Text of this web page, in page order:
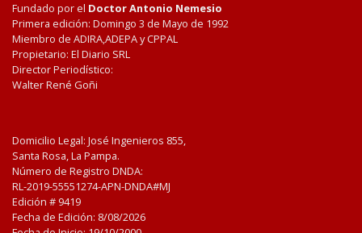
Fundado por el Doctor Antonio Nemesio
Primera edición: Domingo 3 de Mayo de 1992
Miembro de ADIRA,ADEPA y CPPAL
Propietario: El Diario SRL
Director Periodístico:
Walter René Goñi
Domicilio Legal: José Ingenieros 855,
Santa Rosa, La Pampa.
Número de Registro DNDA:
RL-2019-55551274-APN-DNDA#MJ
Edición # 9419
Fecha de Edición: 8/08/2026